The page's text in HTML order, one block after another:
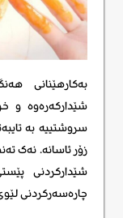
بەکارهێنانی
شێدارکەرەوە و
سروشتییە بە
زۆر ئاسانە. نەک
شێدارکردنی
چارەسەرکردنی